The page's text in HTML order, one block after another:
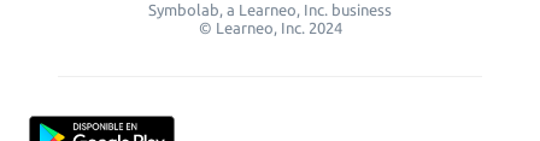
Symbolab, a Learneo, Inc. business
© Learneo, Inc. 2024